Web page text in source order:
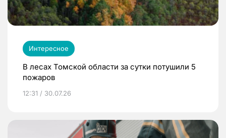
Интересное
В лесах Томской области за сутки потушили 5
пожаров
12:31 / 30.07.26